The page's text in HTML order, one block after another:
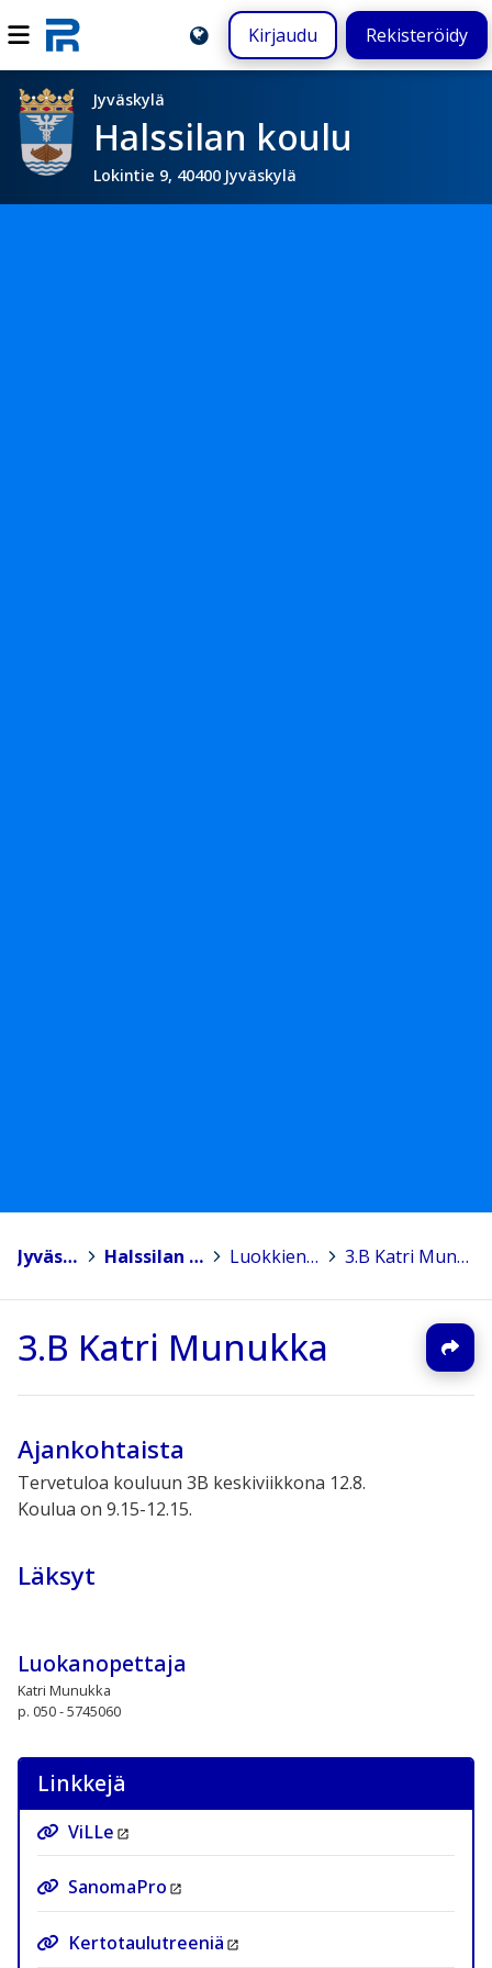
Kirjaudu Rekisteröidy
Jyväskylä
Halssilan koulu
Lokintie 9, 40400 Jyväskylä
Jyväskylä > Halssilan koulu > Luokkien sivut > 3.B Katri Munukka
3.B Katri Munukka
Ajankohtaista
Tervetuloa kouluun 3B keskiviikkona 12.8.
Koulua on 9.15-12.15.
Läksyt
Luokanopettaja
Katri Munukka
p. 050 - 5745060
Linkkejä
ViLLe
SanomaPro
Kertotaulutreeniä